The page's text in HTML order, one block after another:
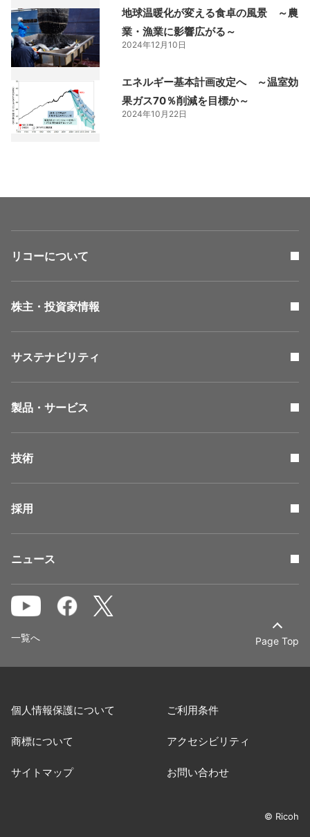
地球温暖化が変える食卓の風景 ～農
業・漁業に影響広がる～
2024年12月10日
エネルギー基本計画改定へ ～温室効
果ガス70％削減を目標か～
2024年10月22日
リコーについて
株主・投資家情報
サステナビリティ
製品・サービス
技術
採用
ニュース
Page Top
一覧へ
個人情報保護について ご利用条件
商標について アクセシビリティ
サイトマップ お問い合わせ
© Ricoh